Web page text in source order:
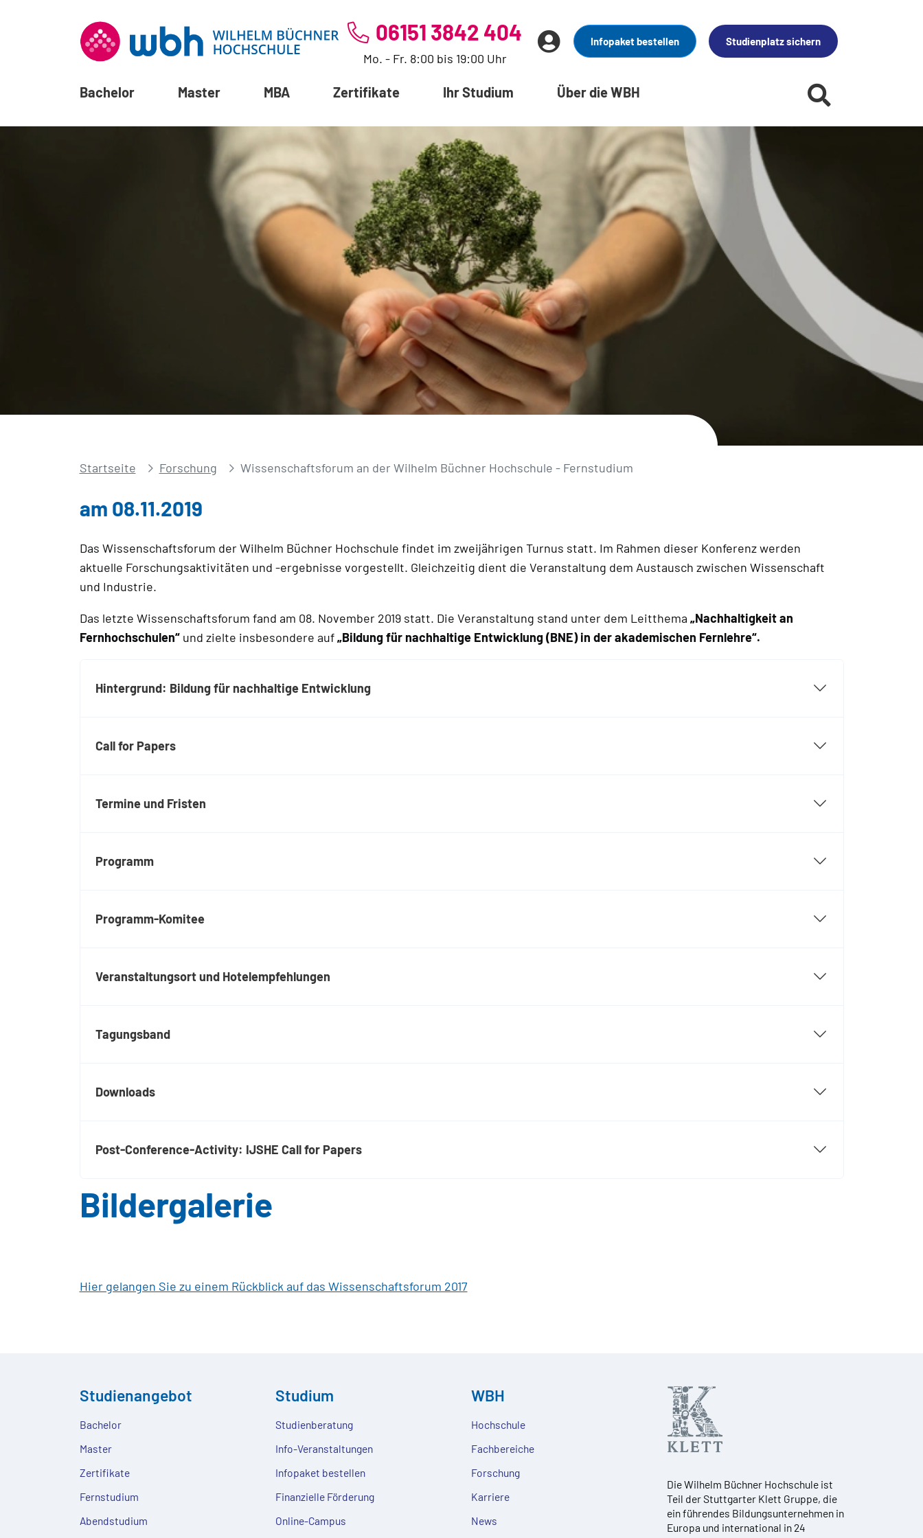
06151 3842 404
Mo. - Fr. 8:00 bis 19:00 Uhr
Infopaket bestellen Studienplatz sichern
Bachelor Master MBA Zertifikate Ihr Studium Über die WBH
Startseite Forschung Wissenschaftsforum an der Wilhelm Büchner Hochschule - Fernstudium
am 08.11.2019
Das Wissenschaftsforum der Wilhelm Büchner Hochschule findet im zweijährigen Turnus statt. Im Rahmen dieser Konferenz werden
aktuelle Forschungsaktivitäten und -ergebnisse vorgestellt. Gleichzeitig dient die Veranstaltung dem Austausch zwischen Wissenschaft
und Industrie.
Das letzte Wissenschaftsforum fand am 08. November 2019 statt. Die Veranstaltung stand unter dem Leitthema „Nachhaltigkeit an
Fernhochschulen“ und zielte insbesondere auf„Bildung für nachhaltige Entwicklung (BNE) in der akademischen Fernlehre“.
Hintergrund: Bildung für nachhaltige Entwicklung
Call for Papers
Termine und Fristen
Programm
Programm-Komitee
Veranstaltungsort und Hotelempfehlungen
Tagungsband
Downloads
Post-Conference-Activity: IJSHE Call for Papers
Bildergalerie
Hier gelangen Sie zu einem Rückblick auf das Wissenschaftsforum 2017
Studienangebot
Bachelor
Master
Zertifikate
Fernstudium
Abendstudium
Studium
Studienberatung
Info-Veranstaltungen
Infopaket bestellen
Finanzielle Förderung
Online-Campus
WBH
Hochschule
Fachbereiche
Forschung
Karriere
News
Die Wilhelm Büchner Hochschule ist
Teil der Stuttgarter Klett Gruppe, die
ein führendes Bildungsunternehmen in
Europa und international in 24